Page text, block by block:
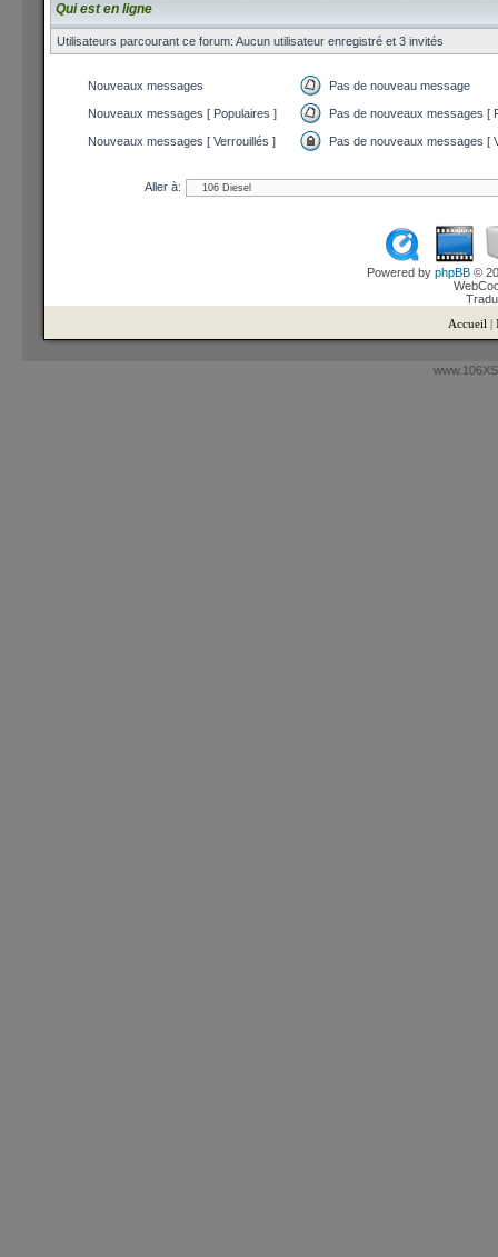
Qui est en ligne
Utilisateurs parcourant ce forum: Aucun utilisateur enregistré et 3 invités
Nouveaux messages Pas de nouveau message
Nouveaux messages [ Populaires ] Pas de nouveaux messages [
Nouveaux messages [ Verrouillés ] Pas de nouveaux messages [
Aller à:
Powered by phpBB ©
Accueil |